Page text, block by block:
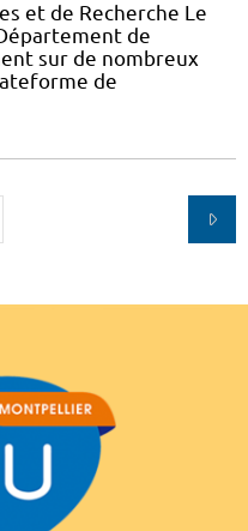
et de Recherche Le
de
sur de nombreux
de